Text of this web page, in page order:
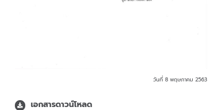
วันที่ 8 พฤษภาคม 2563
เอกสารดาวน์โหลด